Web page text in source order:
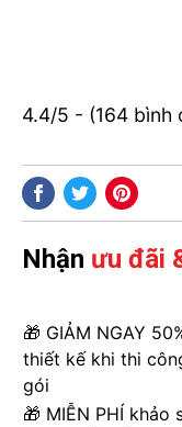
4.4/5 - (164 bình
Nhận ưu đãi
🎁 GIẢM NGAY
thiết kế khi thi
gói
🎁 MIỄN PHÍ khảo